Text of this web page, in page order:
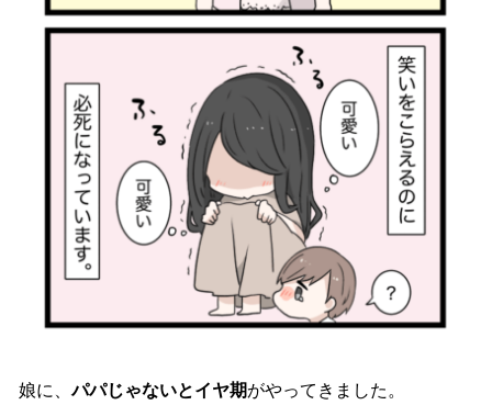
娘に、パパじゃないとイヤ期がやってきました。